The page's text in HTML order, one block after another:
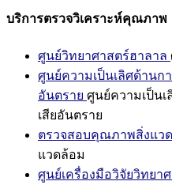
บริการตรวจวิเคราะห์คุณภาพ
ศูนย์วิทยาศาสตร์ฮาลาล
ศูนย์ความเป็นเลิศด้านก
อันตราย ศูนย์ความเป็น
เสียอันตราย
ตรวจสอบคุณภาพสิ่งแว
แวดล้อม
ศูนย์เครื่องมือวิจัยวิทยา